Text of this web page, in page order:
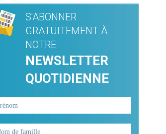
S'ABONNER
GRATUITEMENT À
NOTRE
NEWSLETTER
QUOTIDIENNE